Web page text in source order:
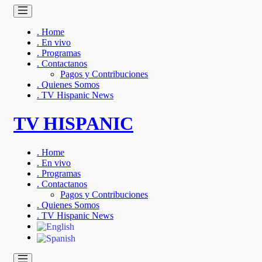
. Home
. En vivo
. Programas
. Contactanos
Pagos y Contribuciones
. Quienes Somos
. TV Hispanic News
TV HISPANIC
. Home
. En vivo
. Programas
. Contactanos
Pagos y Contribuciones
. Quienes Somos
. TV Hispanic News